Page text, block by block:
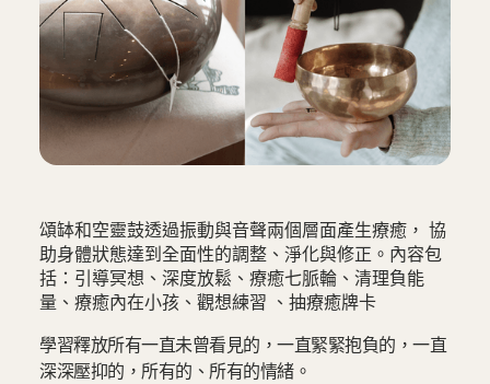
‍頌缽和空靈鼓透過振動與音聲兩個層面產生療癒， 協
助身體狀態達到全面性的調整、淨化與修正。內容包
括：引導冥想、深度放鬆、療癒七脈輪、清理負能
量、療癒內在小孩、觀想練習 、抽療癒牌卡
學習釋放所有一直未曾看見的，一直緊緊抱負的，一直
深深壓抑的，所有的、所有的情緒。